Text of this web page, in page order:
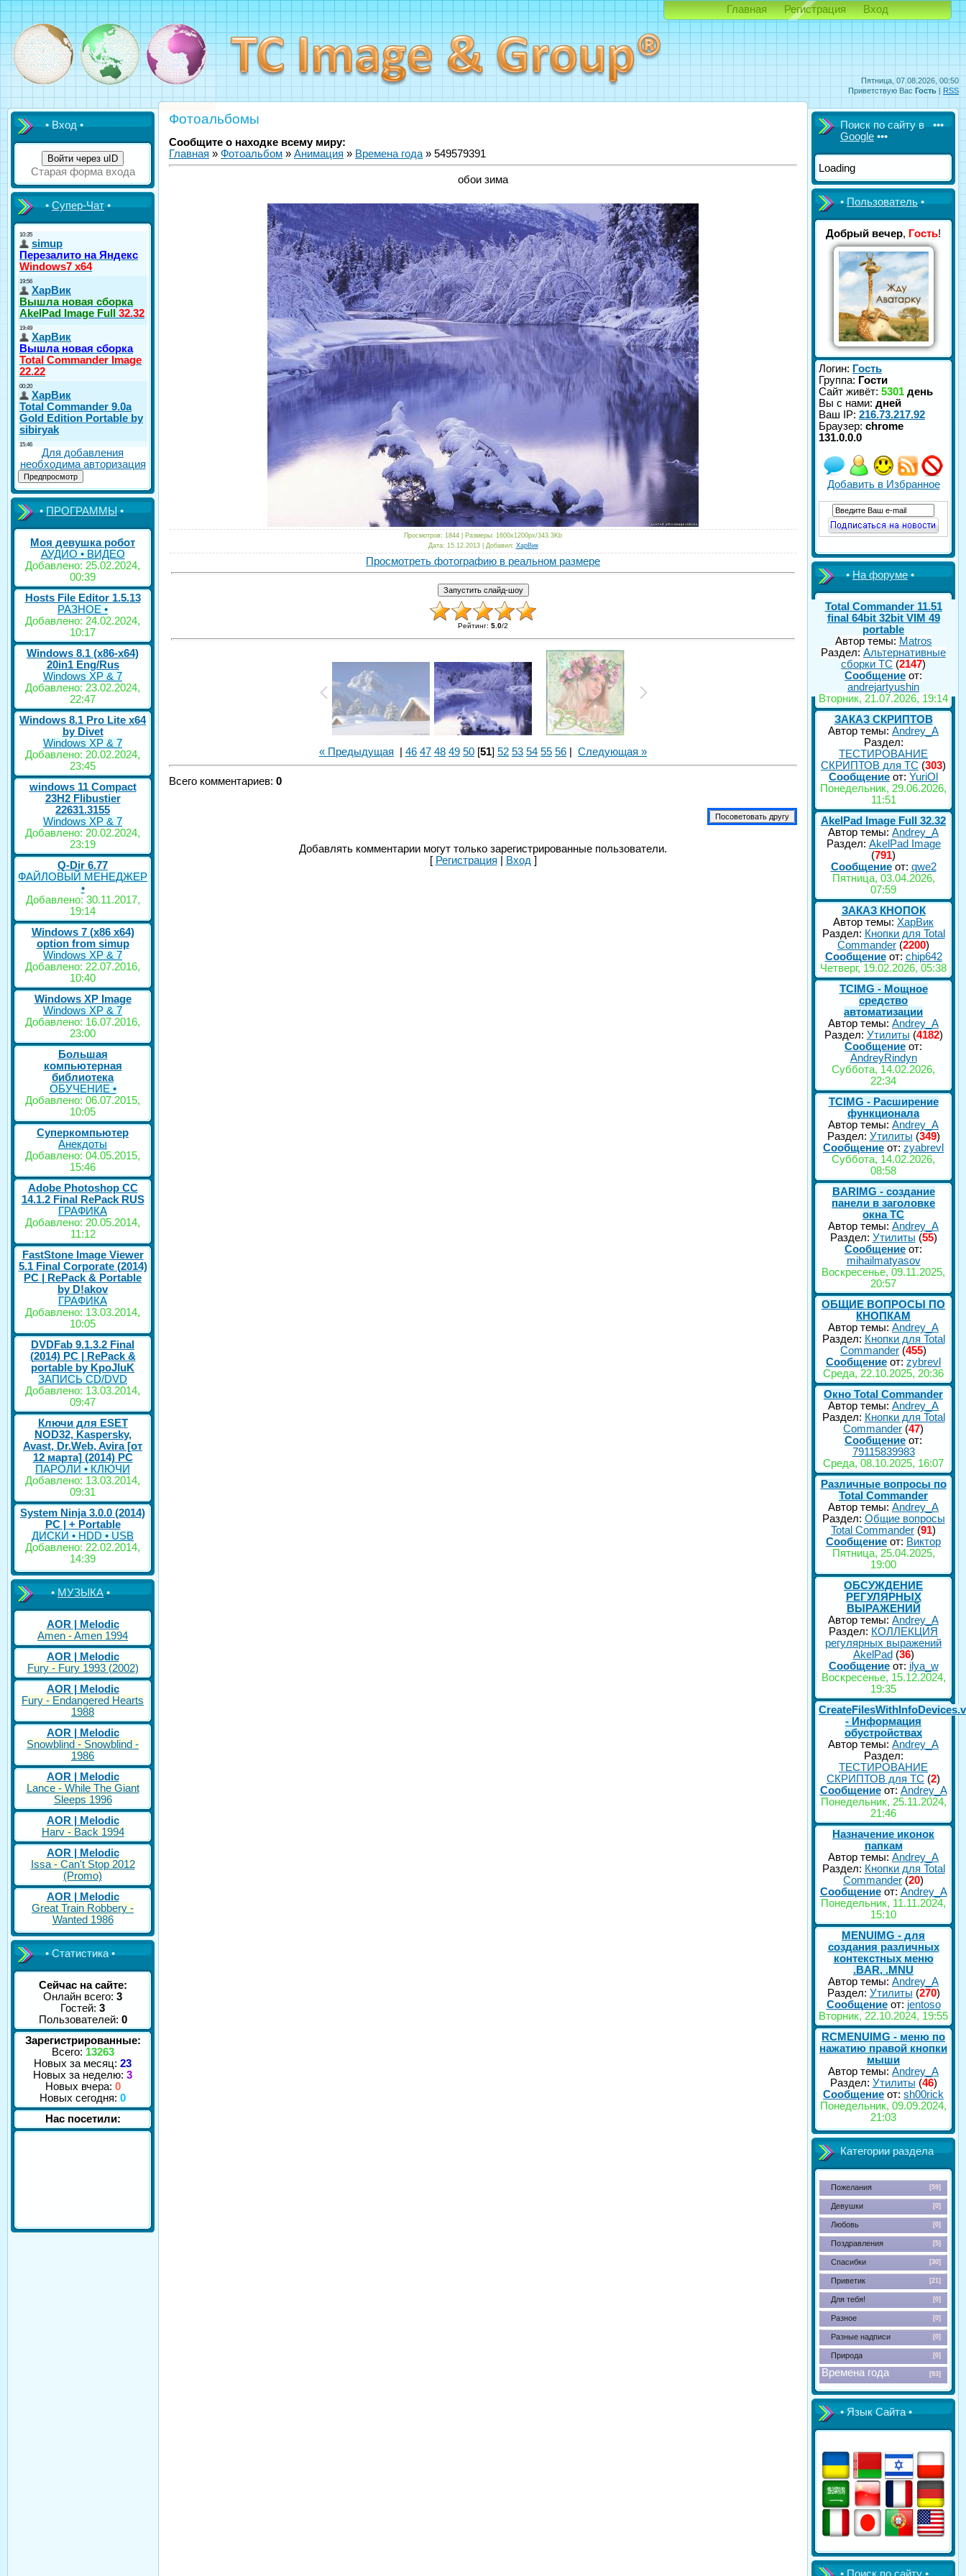
Пятница, 07.08.2026, 00:50
Приветствую Вас Гость | RSS
Главная Регистрация Вход
• Вход •
Войти через uID
Старая форма входа
•Супер-Чат•
Для добавления
необходима авторизация
•ПРОГРАММЫ•
Моя девушка робот
АУДИО • ВИДЕО
Добавлено: 25.02.2024,
00:39
Hosts File Editor 1.5.13
РАЗНОЕ •
Добавлено: 24.02.2024,
10:17
Windows 8.1 (x86-x64)
20in1 Eng/Rus
Windows XP & 7
Добавлено: 23.02.2024,
22:47
Windows 8.1 Pro Lite x64
by Divet
Windows XP & 7
Добавлено: 20.02.2024,
23:45
windows 11 Compact
23H2 Flibustier
22631.3155
Windows XP & 7
Добавлено: 20.02.2024,
23:19
Q-Dir 6.77
ФАЙЛОВЫЙ МЕНЕДЖЕР
•
Добавлено: 30.11.2017,
19:14
Windows 7 (x86 x64)
option from simup
Windows XP & 7
Добавлено: 22.07.2016,
10:40
Windows XP Image
Windows XP & 7
Добавлено: 16.07.2016,
23:00
Большая
компьютерная
библиотека
ОБУЧЕНИЕ •
Добавлено: 06.07.2015,
10:05
Суперкомпьютер
Анекдоты
Добавлено: 04.05.2015,
15:46
Adobe Photoshop CC
14.1.2 Final RePack RUS
ГРАФИКА
Добавлено: 20.05.2014,
11:12
FastStone Image Viewer
5.1 Final Corporate (2014)
РС | RePack & Portable
by D!akov
ГРАФИКА
Добавлено: 13.03.2014,
10:05
DVDFab 9.1.3.2 Final
(2014) PC | RePack &
portable by KpoJIuK
ЗАПИСЬ CD/DVD
Добавлено: 13.03.2014,
09:47
Ключи для ESET
NOD32, Kaspersky,
Avast, Dr.Web, Avira [от
12 марта] (2014) PC
ПАРОЛИ • КЛЮЧИ
Добавлено: 13.03.2014,
09:31
System Ninja 3.0.0 (2014)
РС | + Portable
ДИСКИ • HDD • USB
Добавлено: 22.02.2014,
14:39
•МУЗЫКА•
AOR | Melodic
Amen - Amen 1994
AOR | Melodic
Fury - Fury 1993 (2002)
AOR | Melodic
Fury - Endangered Hearts
1988
AOR | Melodic
Snowblind - Snowblind -
1986
AOR | Melodic
Lance - While The Giant
Sleeps 1996
AOR | Melodic
Harv - Back 1994
AOR | Melodic
Issa - Can't Stop 2012
(Promo)
AOR | Melodic
Great Train Robbery -
Wanted 1986
• Статистика •
Сейчас на сайте:
Онлайн всего: 3
Гостей: 3
Пользователей: 0
Зарегистрированные:
Всего: 13263
Новых за месяц: 23
Новых за неделю: 3
Новых вчера: 0
Новых сегодня: 0
Нас посетили:
Фотоальбомы
Сообщите о находке всему миру:
Главная » Фотоальбом » Анимация » Времена года » 549579391
обои зима
Просмотров: 1844 | Размеры: 1600x1200px/343.3Kb
Дата: 15.12.2013 | Добавил: ХарВик
Просмотреть фотографию в реальном размере
Рейтинг: 5.0/2
« Предыдущая 46 47 48 49 50 [51] 52 53 54 55 56 Следующая »
Всего комментариев: 0
Добавлять комментарии могут только зарегистрированные пользователи.
[ Регистрация Вход ]
Поиск по сайту в •••
Google •••
Loading
•Пользователь•
Добрый вечер, Гость!
Логин: Гость
Группа: Гости
Сайт живёт: 5301 день
Вы с нами: дней
Ваш IP: 216.73.217.92
Браузер: chrome
131.0.0.0
Добавить в Избранное
•На форуме•
Total Commander 11.51
final 64bit 32bit VIM 49
portable
Автор темы: Matros
Раздел: Альтернативные
сборки ТС (2147)
Сообщение от:
andrejartyushin
Вторник, 21.07.2026, 19:14
ЗАКАЗ СКРИПТОВ
Автор темы: Andrey_A
Раздел:
ТЕСТИРОВАНИЕ
СКРИПТОВ для TC (303)
Сообщение от: YuriOl
Понедельник, 29.06.2026,
11:51
AkelPad Image Full 32.32
Автор темы: Andrey_A
Раздел: AkelPad Image
(791)
Сообщениеот: qwe2
Пятница, 03.04.2026,
07:59
ЗАКАЗ КНОПОК
Автор темы: ХарВик
Раздел: Кнопки для Total
Commander (2200)
Сообщениеот: chip642
Четверг, 19.02.2026, 05:38
TCIMG - Мощное
средство
автоматизации
Автор темы: Andrey_A
Раздел: Утилиты (4182)
Сообщение от:
AndreyRindyn
Суббота, 14.02.2026,
22:34
TCIMG - Расширение
функционала
Автор темы: Andrey_A
Раздел: Утилиты (349)
Сообщение от: zyabrevl
Суббота, 14.02.2026,
08:58
BARIMG - создание
панели в заголовке
окна TC
Автор темы: Andrey_A
Раздел: Утилиты (55)
Сообщение от:
mihailmatyasov
Воскресенье, 09.11.2025,
20:57
ОБЩИЕ ВОПРОСЫ ПО
КНОПКАМ
Автор темы: Andrey_A
Раздел: Кнопки для Total
Commander (455)
Сообщение от: zybrevl
Среда, 22.10.2025, 20:36
Окно Total Commander
Автор темы: Andrey_A
Раздел: Кнопки для Total
Commander (47)
Сообщение от:
79115839983
Среда, 08.10.2025, 16:07
Различные вопросы по
Total Commander
Автор темы: Andrey_A
Раздел: Общие вопросы
Total Commander (91)
Сообщение от: Виктор
Пятница, 25.04.2025,
19:00
ОБСУЖДЕНИЕ
РЕГУЛЯРНЫХ
ВЫРАЖЕНИЙ
Автор темы: Andrey_A
Раздел: КОЛЛЕКЦИЯ
регулярных выражений
AkelPad (36)
Сообщениеот: ilya_w
Воскресенье, 15.12.2024,
19:35
- Информация
обустройствах
Автор темы: Andrey_A
Раздел:
ТЕСТИРОВАНИЕ
СКРИПТОВ для TC (2)
Сообщениеот: Andrey_A
Понедельник, 25.11.2024,
21:46
Назначение иконок
папкам
Автор темы: Andrey_A
Раздел: Кнопки для Total
Commander (20)
Сообщениеот: Andrey_A
Понедельник, 11.11.2024,
15:10
MENUIMG - для
создания различных
контекстных меню
.BAR, .MNU
Автор темы: Andrey_A
Раздел: Утилиты (270)
Сообщениеот: jentoso
Вторник, 22.10.2024, 19:55
RCMENUIMG - меню по
нажатию правой кнопки
мыши
Автор темы: Andrey_A
Раздел: Утилиты (46)
Сообщение от: sh00rick
Понедельник, 09.09.2024,
21:03
Категории раздела
Пожелания [59]
Девушки [0]
Любовь [0]
Поздравления [5]
Спасибки [30]
Приветик [21]
Для тебя! [0]
Разное [0]
Разные надписи [0]
Природа [0]
Времена года [93]
• Язык Сайта •